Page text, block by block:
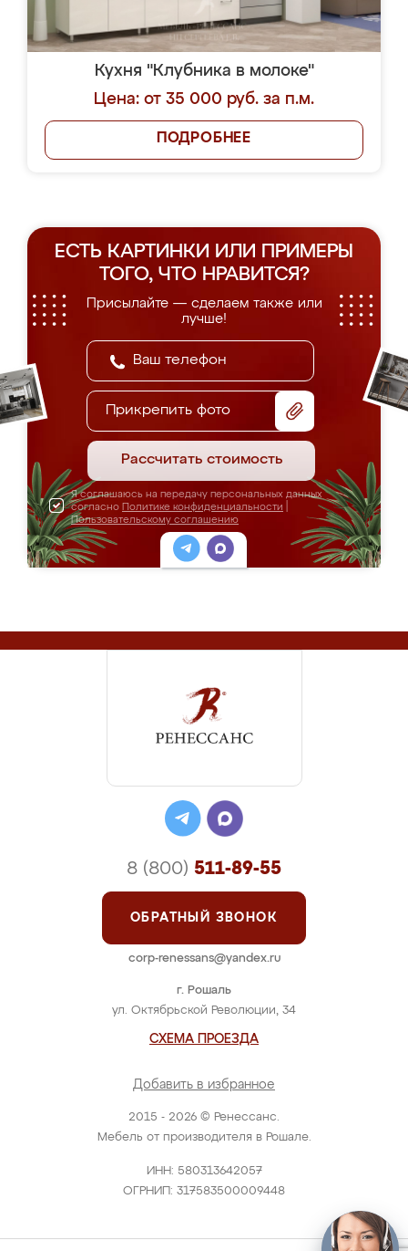
Кухня "Клубника в молоке"
Цена: от 35 000 руб. за п.м.
ПОДРОБНЕЕ
ЕСТЬ КАРТИНКИ ИЛИ ПРИМЕРЫ
ТОГО, ЧТО НРАВИТСЯ?
Присылайте — сделаем также или
лучше!
Прикрепить фото
Рассчитать стоимость
Я соглашаюсь на передачу персональных данных
согласно Политике конфиденциальности
Пользовательскому соглашению
2015 - 2026 © Ренессанс.
Мебель от производителя в Рошале.
ИНН: 580313642057
ОГРНИП: 317583500009448
г. Рошаль
ул. Октябрьской Революции, 34
СХЕМА ПРОЕЗДА
Добавить в избранное
8 (800) 511-89-55
ОБРАТНЫЙ ЗВОНОК
corp-renessans@yandex.ru